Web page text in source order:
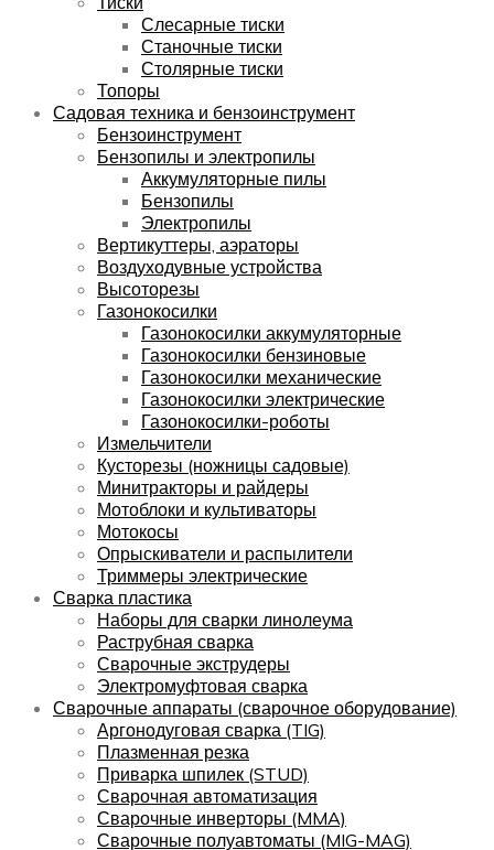
Слесарные тиски
Станочные тиски
Столярные тиски
Топоры
Садовая техника и бензоинструмент
Бензоинструмент
Бензопилы и электропилы
Аккумуляторные пилы
Бензопилы
Электропилы
Вертикуттеры, аэраторы
Воздуходувные устройства
Высоторезы
Газонокосилки
Газонокосилки аккумуляторные
Газонокосилки бензиновые
Газонокосилки механические
Газонокосилки электрические
Газонокосилки-роботы
Измельчители
Кусторезы (ножницы садовые)
Минитракторы и райдеры
Мотоблоки и культиваторы
Мотокосы
Опрыскиватели и распылители
Триммеры электрические
Сварка пластика
Наборы для сварки линолеума
Раструбная сварка
Сварочные экструдеры
Электромуфтовая сварка
Сварочные аппараты (сварочное оборудование)
Аргонодуговая сварка (TIG)
Плазменная резка
Приварка шпилек (STUD)
Сварочная автоматизация
Сварочные инверторы (MMA)
Сварочные полуавтоматы (MIG-MAG)